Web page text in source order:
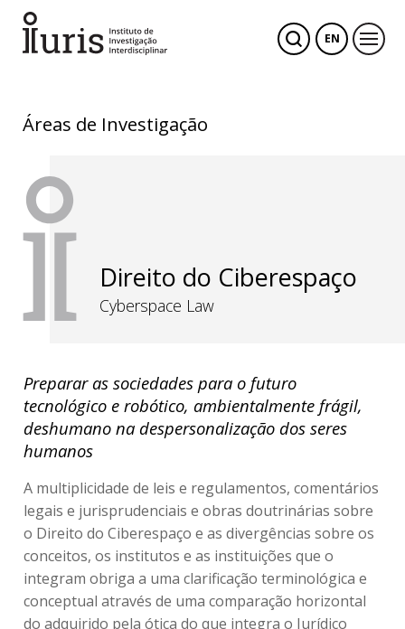
EN
Áreas de Investigação
Direito do Ciberespaço
Cyberspace Law
Preparar as sociedades para o futuro
tecnológico e robótico, ambientalmente frágil,
deshumano na despersonalização dos seres
humanos
A multiplicidade de leis e regulamentos, comentários
legais e jurisprudenciais e obras doutrinárias sobre
o Direito do Ciberespaço e as divergências sobre os
conceitos, os institutos e as instituições que o
integram obriga a uma clarificação terminológica e
conceptual através de uma comparação horizontal
do adquirido pela ótica do que integra o Jurídico